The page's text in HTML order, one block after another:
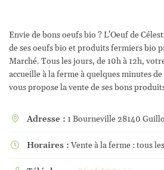
Inscription
Envie de bons oeufs bio ? L'Oeuf de
de ses oeufs bio et produits fermiers bio
Marché. Tous les jours, de 10h à 12h,
accueille à la ferme à quelques minutes
vous propose la vente de ses bons
 Adresse : 1 Bourneville 28140
 Horaires :Vente à la ferme : tous